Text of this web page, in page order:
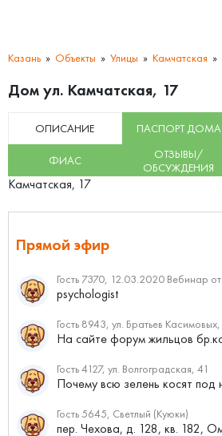
Казань Объекты Улицы Камчатская
Дом ул. Камчатская, 17
ОПИСАНИЕ ПАСПОРТ ДОМА
ФИАС
ОТЗЫВЫ/
ОБСУЖДЕНИЯ
Камчатская, 17
Прямой эфир
psychologist
Гость 8943, ул. Братьев
Гость 4127, ул. Волгоградская, 41
Гость 5645, Светлый (Куюки)
пер. Чехова, д. 128, кв. 182,